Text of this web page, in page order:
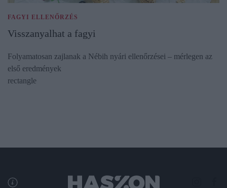
FAGYI ELLENŐRZÉS
Visszanyalhat a fagyi
Folyamatosan zajlanak a Nébih nyári ellenőrzései – mérlegen az
első eredmények
rectangle